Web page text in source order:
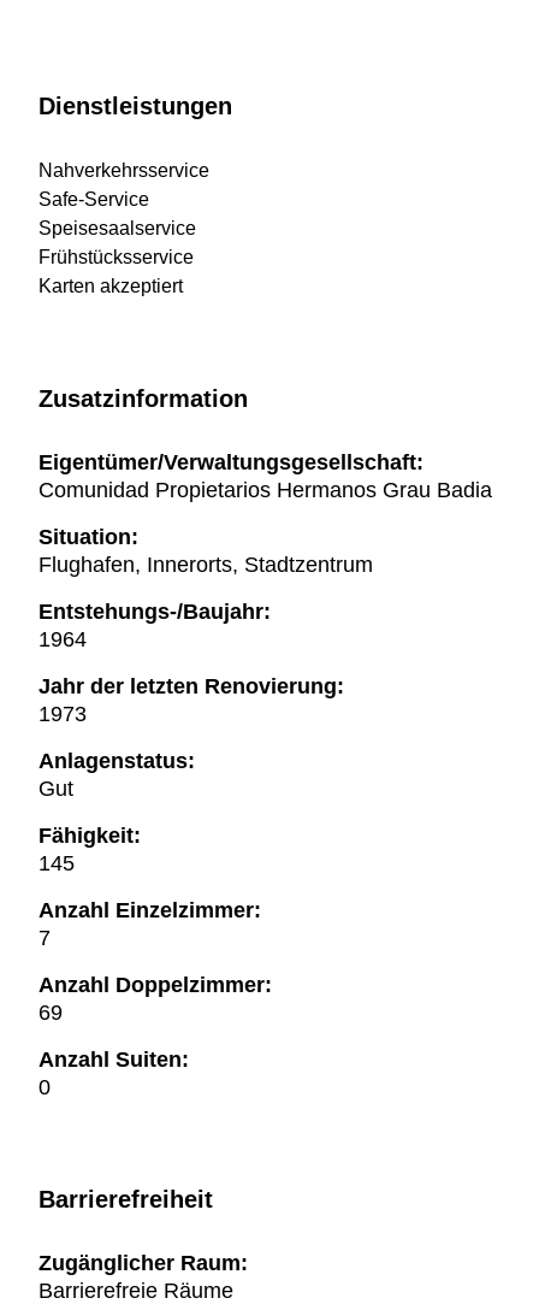
Dienstleistungen
Nahverkehrsservice
Safe-Service
Speisesaalservice
Frühstücksservice
Karten akzeptiert
Zusatzinformation
Eigentümer/Verwaltungsgesellschaft:
Comunidad Propietarios Hermanos Grau Badia
Situation:
Flughafen, Innerorts, Stadtzentrum
Entstehungs-/Baujahr:
1964
Jahr der letzten Renovierung:
1973
Anlagenstatus:
Gut
Fähigkeit:
145
Anzahl Einzelzimmer:
7
Anzahl Doppelzimmer:
69
Anzahl Suiten:
0
Barrierefreiheit
Zugänglicher Raum:
Barrierefreie Räume